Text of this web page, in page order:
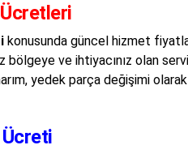
konusunda güncel hizmet
bölgeye ve ihtiyacınız olan
yedek parça değişimi